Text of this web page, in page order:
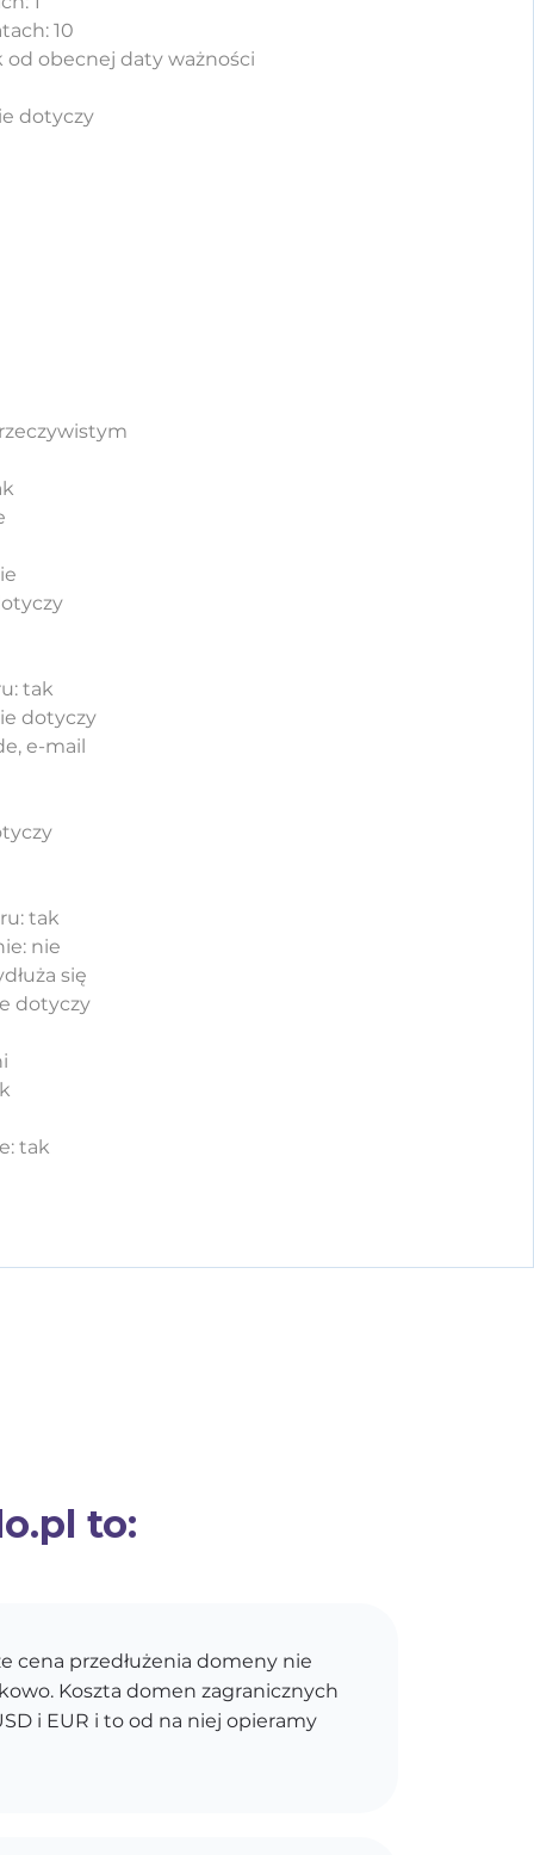
10
od obecnej daty ważności
dotyczy
tak
dotyczy
e-mail
tak
nie
się
dotyczy
tak
to:
cena przedłużenia domeny nie
Koszta domen zagranicznych
i EUR i to od na niej opieramy